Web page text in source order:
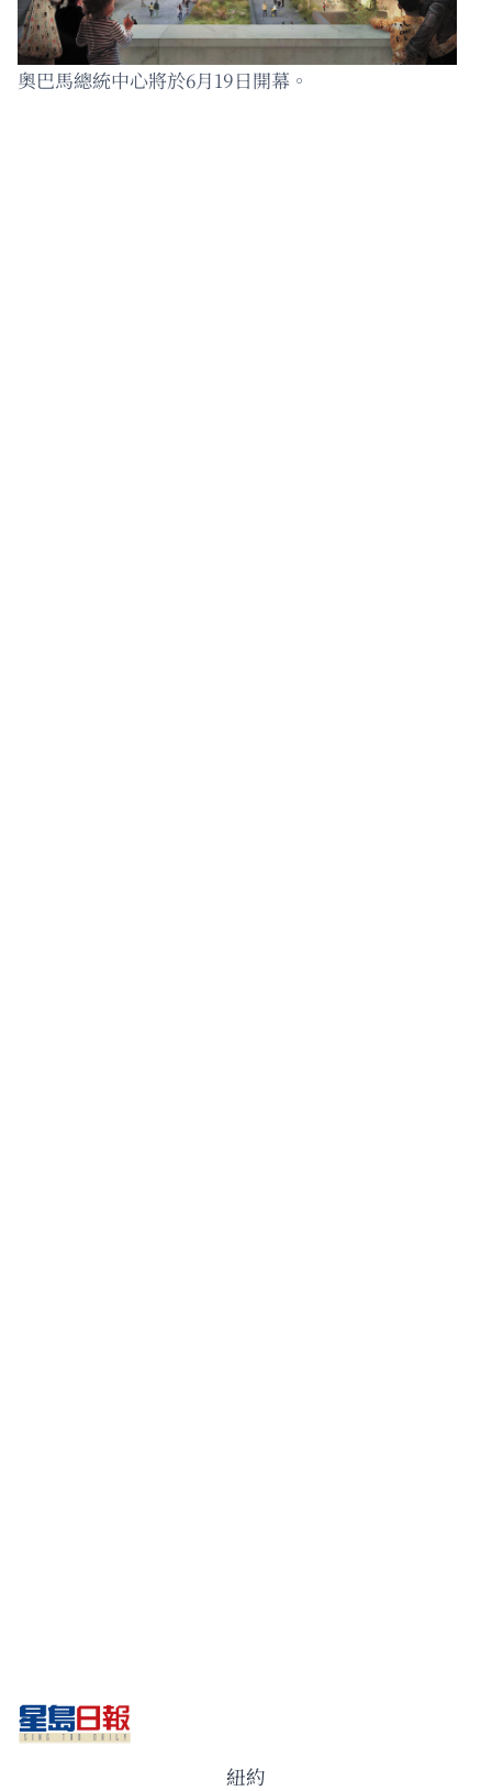
奧巴馬總統中心將於6月19日開幕。
紐約